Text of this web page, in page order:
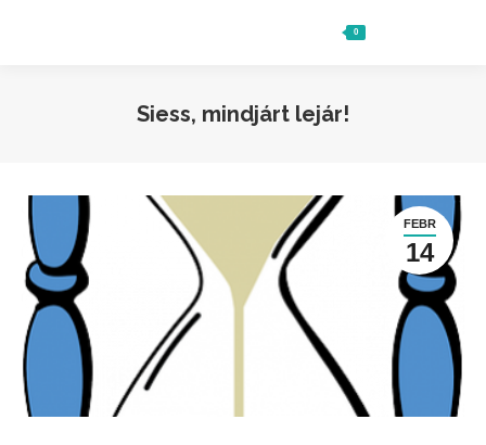
0
Siess, mindjárt lejár!
FEBR
14